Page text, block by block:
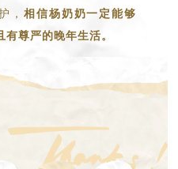
， 相信杨奶奶一定能够
尊严的晚年生活。